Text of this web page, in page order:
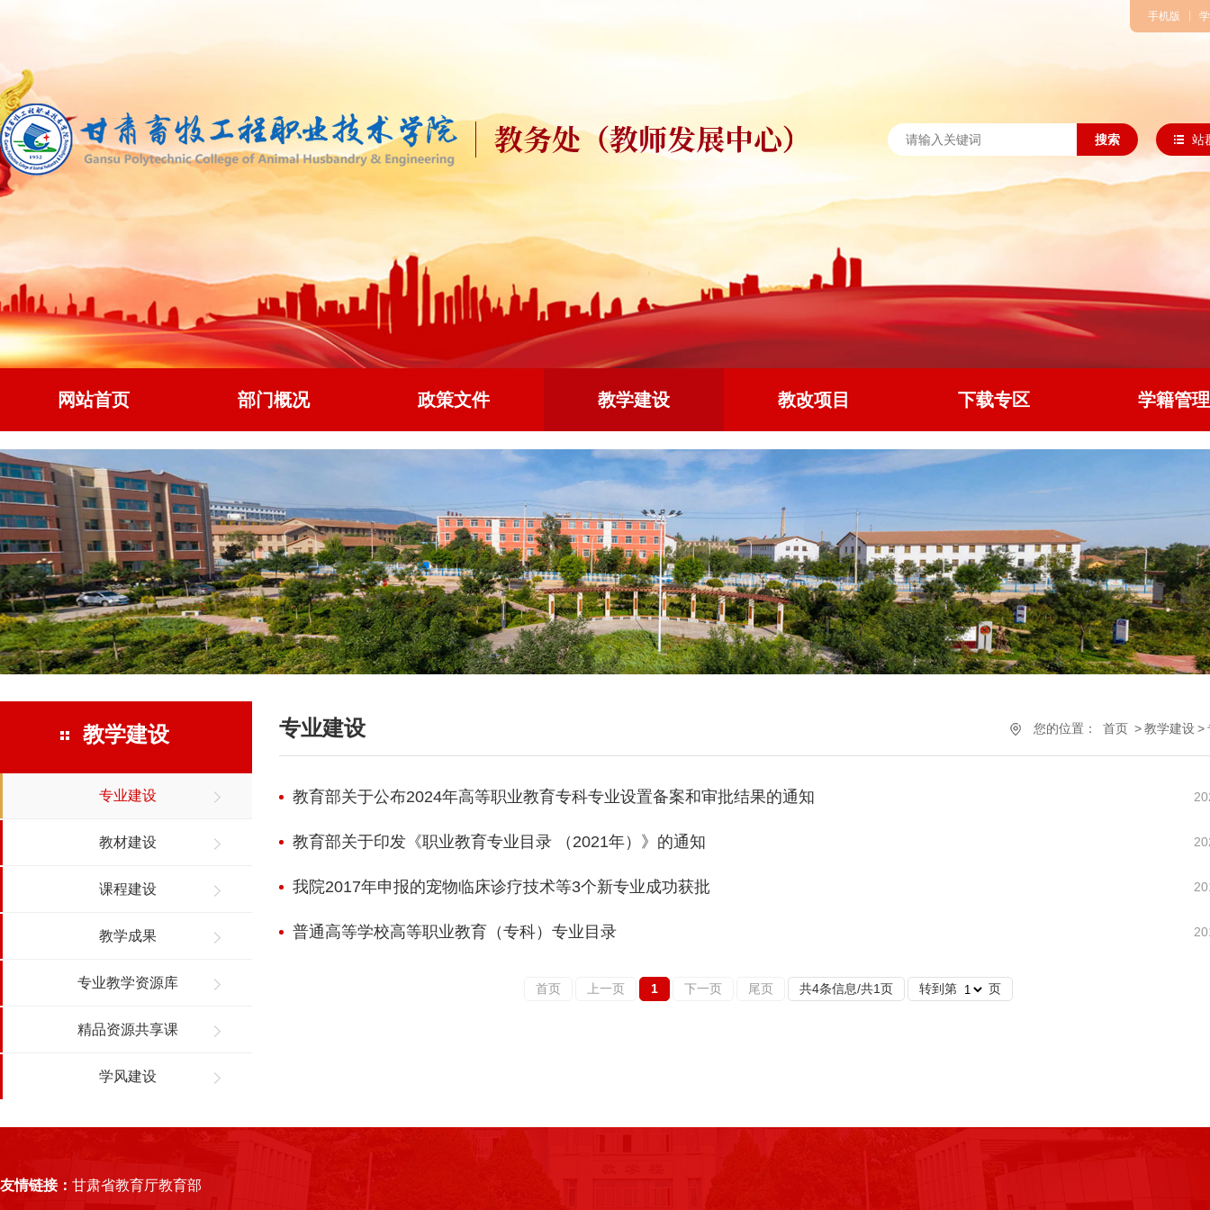
手机版
站
搜索
网站首页 部门概况 政策文件 教学建设 教改项目 下载专区 学籍管理
教学建设
专业建设
教材建设
课程建设
教学成果
专业教学资源库
精品资源共享课
学风建设
您的位置： 首页 >教学建设>
专业建设
教育部关于公布2024年高等职业教育专科专业设置备案和审批结果的通知
教育部关于印发《职业教育专业目录 （2021年）》的通知
我院2017年申报的宠物临床诊疗技术等3个新专业成功获批
普通高等学校高等职业教育（专科）专业目录
首页 上一页 1 下一页 尾页 共4条信息/共1页 转到第 页
友情链接： 甘肃省教育厅教育部